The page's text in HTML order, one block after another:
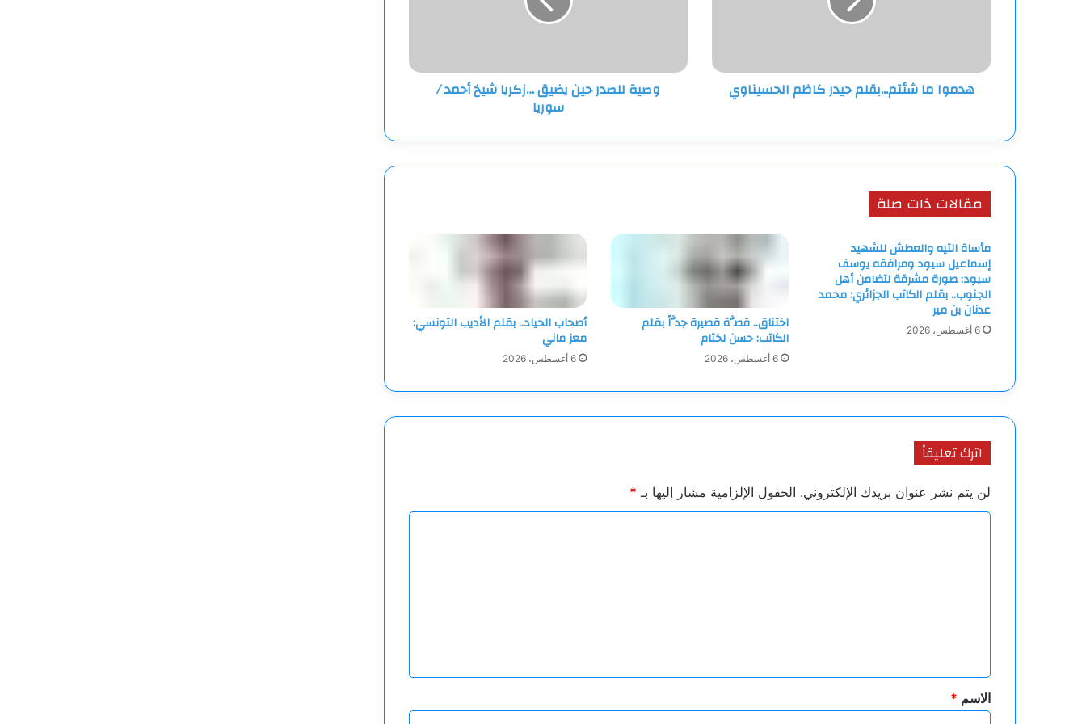
هدموا ما شئتم...بقلم حيدر كاظم الحسيناوي
/
سورياوصية للصدر حين يضيق …زكريا شيخ أحمد /
سوريا
مقالات ذات صلة
مأساة التيه والعطش للشهيد
إسماعيل سيود ومرافقه يوسف
سيود: صورة مشرقة لتضامن أهل
الجنوب.. بقلم الكاتب الجزائري: محمد
عدنان بن مير
6 أغسطس، 2026 اختناق.. قصَّة قصيرة جدَّاً بقلم
الكاتب: حسن لختام
6 أغسطس، 2026
أصحاب الحياد.. بقلم الأديب التونسي:
معز ماني
6 أغسطس، 2026
اترك تعليقاً
لن يتم نشر عنوان بريدك الإلكتروني. الحقول الإلزامية مشار إليها بـ *
*
الاسم *